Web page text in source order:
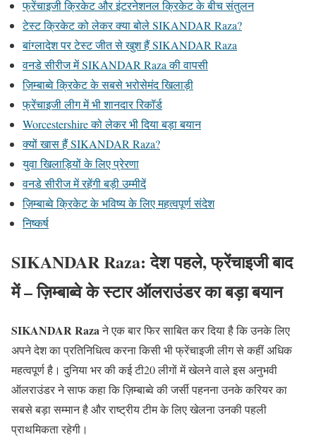
फ्रेंचाइजी क्रिकेट और इंटरनेशनल क्रिकेट के बीच संतुलन
टेस्ट क्रिकेट को लेकर क्या बोले SIKANDAR Raza?
बांग्लादेश पर टेस्ट जीत से खुश हैं SIKANDAR Raza
वनडे सीरीज में SIKANDAR Raza की वापसी
ज़िम्बाब्वे क्रिकेट के सबसे भरोसेमंद खिलाड़ी
फ्रेंचाइजी लीग में भी शानदार रिकॉर्ड
Worcestershire को लेकर भी दिया बड़ा बयान
क्यों खास हैं SIKANDAR Raza?
युवा खिलाड़ियों के लिए प्रेरणा
वनडे सीरीज में रहेंगी बड़ी उम्मीदें
ज़िम्बाब्वे क्रिकेट के भविष्य के लिए महत्वपूर्ण संदेश
निष्कर्ष
SIKANDAR Raza: देश पहले, फ्रेंचाइजी बाद
में – ज़िम्बाब्वे के स्टार ऑलराउंडर का बड़ा बयान
SIKANDAR Razaने एक बार फिर साबित कर दिया है कि उनके लिए
अपने देश का प्रतिनिधित्व करना किसी भी फ्रेंचाइजी लीग से कहीं अधिक
महत्वपूर्ण है। दुनिया भर की कई टी20 लीगों में खेलने वाले इस अनुभवी
ऑलराउंडर ने साफ कहा कि ज़िम्बाब्वे की जर्सी पहनना उनके करियर का
सबसे बड़ा सम्मान है और राष्ट्रीय टीम के लिए खेलना उनकी पहली
प्राथमिकता रहेगी।